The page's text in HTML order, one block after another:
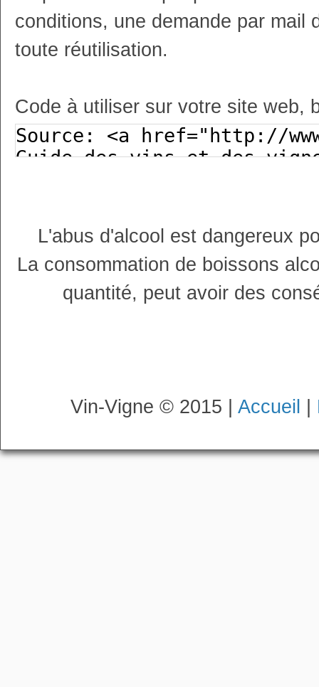
conditions, une demande par mail
toute réutilisation.
Code à utiliser sur votre site web,
L'abus d'alcool est dangereux
La consommation de boissons
quantité, peut avoir des
Vin-Vigne © 2015 | Accueil